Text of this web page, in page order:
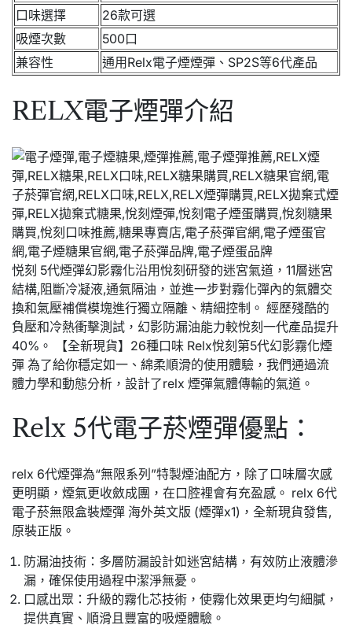
口味選擇
26款可選
吸煙次數
500口
兼容性
通用Relx電子煙煙彈、SP2S等6代產品
RELX電子煙彈介紹
悦刻 5代煙彈幻影霧化沿用悅刻研發的迷宮氣道，11層迷宮
結構,阻斷冷凝液,通氣隔油，並進一步對霧化彈內的氣體交
換和氣壓補償模塊進行獨立隔離、精細控制。 經歷殘酷的
負壓和冷熱衝擊測試，幻影防漏油能力較悅刻一代產品提升
40%。 【全新現貨】26種口味 Relx悅刻第5代幻影霧化煙
彈 為了給你穩定如一、綿柔順滑的使用體驗，我們通過流
體力學和動態分析，設計了relx 煙彈氣體傳輸的氣道。
Relx 5代電子菸煙彈優點：
relx 6代煙彈為“無限系列”特製煙油配方，除了口味層次感
更明顯，煙氣更收斂成團，在口腔裡會有充盈感。 relx 6代
電子菸無限盒裝煙彈 海外英文版 (煙彈x1)，全新現貨發售,
原裝正版。
防漏油技術：多層防漏設計如迷宮結構，有效防止液體滲
漏，確保使用過程中潔淨無憂。
口感出眾：升級的霧化芯技術，使霧化效果更均勻細膩，
提供真實、順滑且豐富的吸煙體驗。